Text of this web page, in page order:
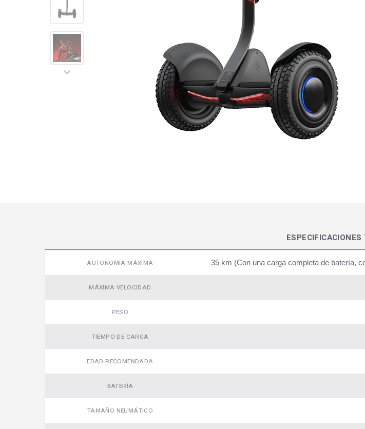
ESPECIFICACIONES
AUTONOMÍA MÁXIMA 35 km (Con una carga completa de batería,
MÁXIMA VELOCIDAD
PESO
TIEMPO DE CARGA
EDAD RECOMENDADA
BATERÍA
TAMAÑO NEUMÁTICO